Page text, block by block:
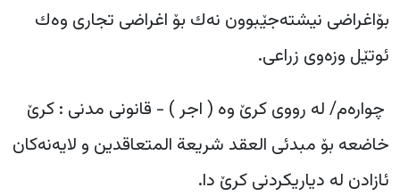
بۆاغراضی نیشتەجێبوون نەك بۆ اغراضی تجاری وەك
ئوتێل وزەوی زراعی.
چوارەم/ لە رووی کرێ وە ( اجر ) - قانونی مدنی : کرێ
خاضعە بۆ مبدئی العقد شریعة المتعاقدین و لایەنەکان
ئازادن لە دیاریکردنی کرێ دا.